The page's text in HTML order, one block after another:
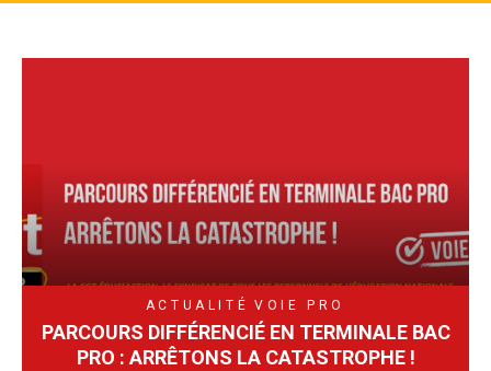
ACTUALITÉ VOIE PRO
PARCOURS DIFFÉRENCIÉ EN TERMINALE BAC
PRO : ARRÊTONS LA CATASTROPHE !